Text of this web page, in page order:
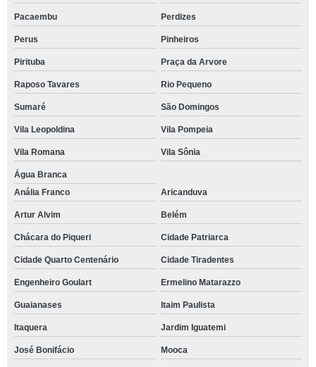
Pacaembu Perdizes
Perus Pinheiros
Pirituba Praça da Arvore
Raposo Tavares Rio Pequeno
Sumaré São Domingos
Vila Leopoldina Vila Pompeia
Vila Romana Vila Sônia
Água Branca
Anália Franco
Aricanduva
Artur Alvim Belém
Chácara do Piqueri Cidade Patriarca
Cidade Quarto Centenário Cidade Tiradentes
Engenheiro Goulart Ermelino Matarazzo
Guaianases Itaim Paulista
Itaquera Jardim Iguatemi
José Bonifácio Mooca